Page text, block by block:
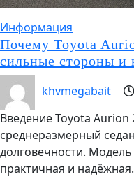
Информация
Почему Toyota
сильные стороны и
khvmegabait
Введение Toyota
среднеразмерный
долговечности.
практичная и